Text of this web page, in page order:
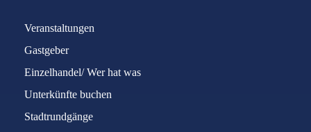
Veranstaltungen
Gastgeber
Einzelhandel/ Wer hat was
Unterkünfte buchen
Stadtrundgänge